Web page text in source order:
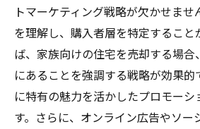
トマーケティング戦略が欠かせま
を理解し、購入者層を特定すること
ば、家族向けの住宅を売却する場合
にあることを強調する戦略が効果的
に特有の魅力を活かしたプロモーシ
す。さらに、オンライン広告やソー